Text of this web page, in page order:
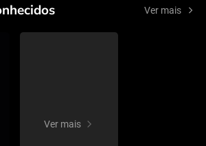
Ver mais
Ver mais